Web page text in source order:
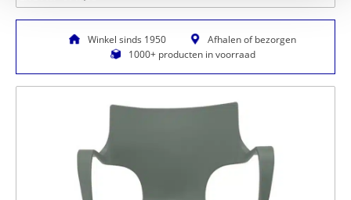
Winkel sinds 1950
Afhalen of bezorgen
1000+ producten in voorraad